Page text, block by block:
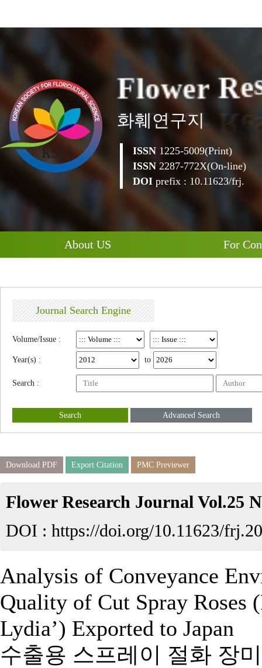
Flower Re
화훼연구지
ISSN 1225-5009(Print)
ISSN 2287-772X(On-line)
DOI prefix : 10.11623/frj.
About US For
Journal Search Engine
Volume/Issue :
Year(s) : to
Search :
Search Advanced Search
Download PDF Export Citation PMC Previewer
Flower Research Journal Vol.25
DOI : https://doi.org/10.11623/
Analysis of Conveyance
Quality of Cut Spray Roses
Lydia’) Exported to Japan
수출용 스프레이 절화 장